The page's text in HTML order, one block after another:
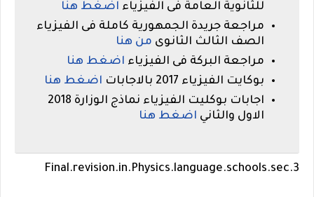
للثانوية العامة فى الفيزياء اضغط هنا
مراجعة جريدة الجمهورية كاملة فى الفيزياء
الصف الثالث الثانوى من هنا
مراجعة البركة فى الفيزياء اضغط هنا
بوكايت الفيزياء 2017 بالاجابات
اضغط هنا
اجابات بوكليت الفيزياء نماذج الوزارة 2018
الاول والثاني اضغط هنا
Final.revision.in.Physics.language.schools.sec.3